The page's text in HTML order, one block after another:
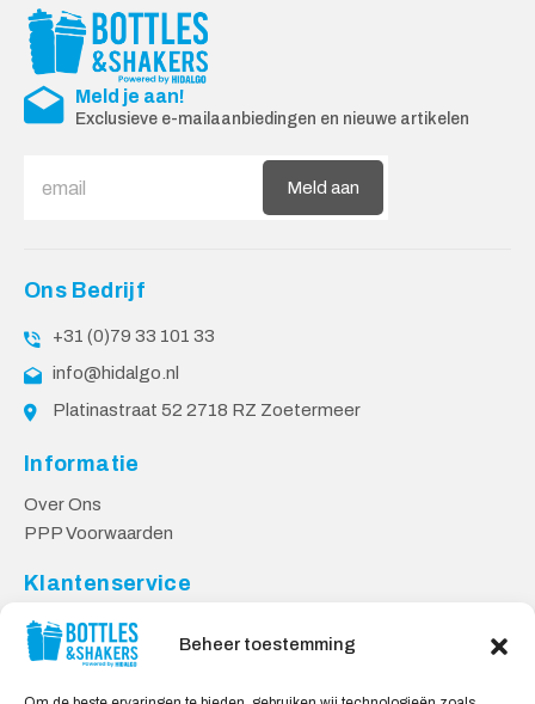
Beheer toestemming
Meld je aan!
Exclusieve e-mailaanbiedingen en nieuwe artikelen
Meld aan
Ons Bedrijf
+31 (0)79 33 101 33
info@hidalgo.nl
Platinastraat 52 2718 RZ Zoetermeer
Informatie
Over Ons
PPP Voorwaarden
Klantenservice
Contact
Levering & Retourneren